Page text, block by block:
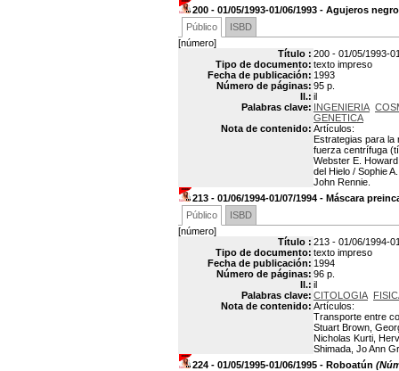
200 - 01/05/1993-01/06/1993 - Agujeros
Público
ISBD
[número]
Título : 200 - 01/05/1993-
Tipo de documento: texto impreso
Fecha de publicación: 1993
Número de páginas: 95 p.
Il.: il
Palabras clave: INGENIERIA
GENETICA
Nota de contenido: Artículos:
Estrategias para la
fuerza centrífuga
Webster E.
del Hielo / Sophie
John Rennie.
213 - 01/06/1994-01/07/1994 - Máscara
Público
ISBD
[número]
Título : 213 - 01/06/1994-
Tipo de documento: texto impreso
Fecha de publicación: 1994
Número de páginas: 96 p.
Il.: il
Palabras clave: CITOLOGIA
Nota de contenido: Artículos:
Transporte entre
Stuart Brown,
Nicholas Kurti,
Shimada, Jo Ann
224 - 01/05/1995-01/06/1995 - Roboatún